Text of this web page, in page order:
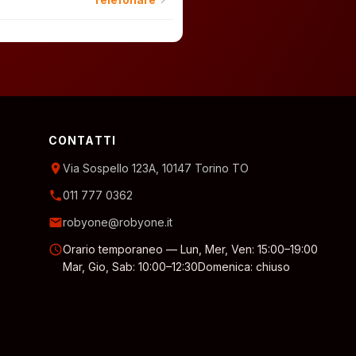
CONTATTI
location_onVia Sospello 123A, 10147 Torino TO
phone011 777 0362
emailrobyone@robyone.it
scheduleOrario temporaneo — Lun, Mer, Ven: 15:00–19:00
Mar, Gio, Sab: 10:00–12:30Domenica: chiuso